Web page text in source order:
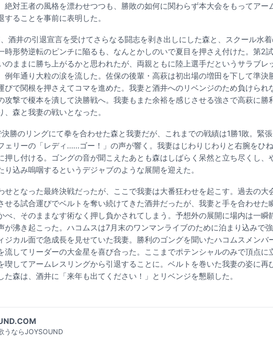
絶対王者の風格を漂わせつつも、勝敗の如何に関わらず本大会をもってアー
することを事前に表明した。
酒井の引退宣言を受けてさらなる闘志を剥き出しにした森と、スクール水
時形勢逆転のピンチに陥るも、なんとかしのいで夏目を押さえ付けた。第2
のままに勝ち上がるかと思われたが、両親ともに陸上選手だというサラブレ
例年通り大粒の涙を流した。佐保の後輩・高萩は初出場の増田を下して準決
びで関根を押さえてコマを進めた。我妻と酒井へのリベンジのため負けられ
攻撃で榎本を潰して決勝戦へ。我妻もまた余裕を感じさせる強さで高萩に勝
、森と我妻の戦いとなった。
勝のリングにて拳を合わせた森と我妻だが、これまでの戦績は1勝1敗。緊
ェリーの「レディ……ゴー！」の声が響く。我妻はじわりじわりと右腕をひ
押し付ける。ゴングの音が聞こえたあとも森はしばらく呆然と立ち尽くし、
り込み嗚咽するというデジャブのような展開を迎えた。
せとなった最終決戦だったが、ここで我妻は大番狂わせを起こす。過去の大
せる試合運びでベルトを奪い続けてきた酒井だったが、我妻と手を合わせた
べ、そのままなす術なく押し負かされてしまう。予想外の展開に場内は一瞬
が沸き起こった。ハコムスは7月末のワンマンライブのために泊まり込みで
ジカル面で急成長を見せていた我妻。勝利のゴングを聞いたハコムスメンバ
流してリーダーの大金星を喜び合った。ここまでポテンシャルのみで頂点に
喫してアームレスリングから引退することに。ベルトを巻いた我妻の姿に再
た森は、酒井に「来年も出てください！」とリベンジを懇願した。
うならJOYSOUND